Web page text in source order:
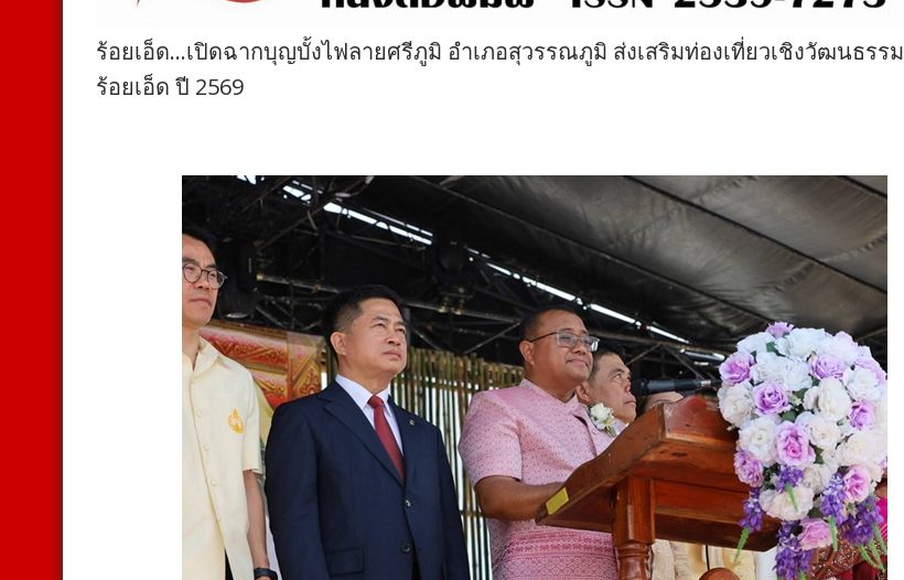
ร้อยเอ็ด…เปิดฉากบุญบั้งไฟลายศรีภูมิ อำเภอสุวรรณภูมิ ส่งเสริมท่องเที่ยวเชิงวัฒนธรรม
ร้อยเอ็ด ปี 2569